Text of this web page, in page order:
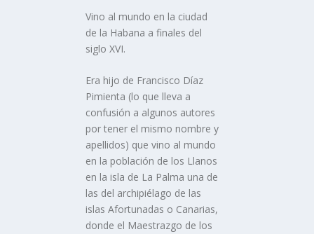
Vino al mundo en la ciudad
de la Habana a finales del
siglo XVI.
Era hijo de Francisco Dí­az
Pimienta (lo que lleva a
confusión a algunos autores
por tener el mismo nombre y
apellidos) que vino al mundo
en la población de los Llanos
en la isla de La Palma una de
las del archipiélago de las
islas Afortunadas o Canarias,
donde el Maestrazgo de los